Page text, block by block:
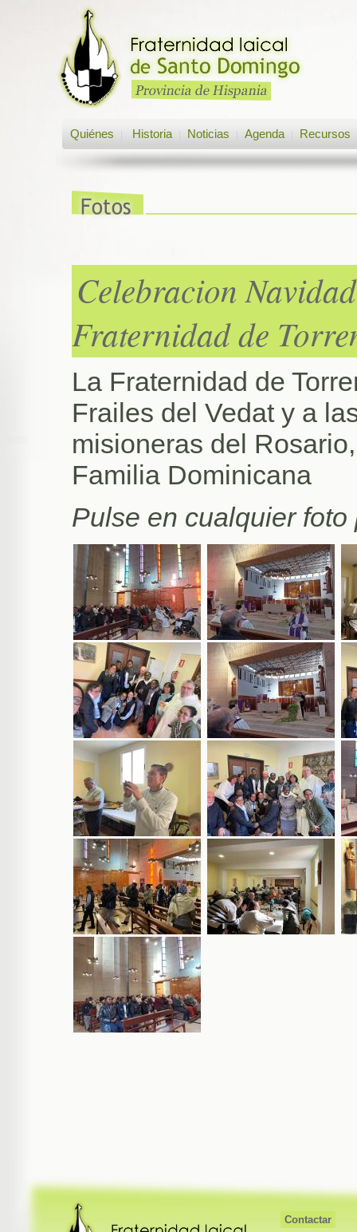
Quiénes Historia Noticias Agenda Recursos
Celebracion
Fraternidad de
La Fraternidad de
Frailes del Vedat y a
misioneras del
Familia Dominicana
Pulse en cualquier
Contactar